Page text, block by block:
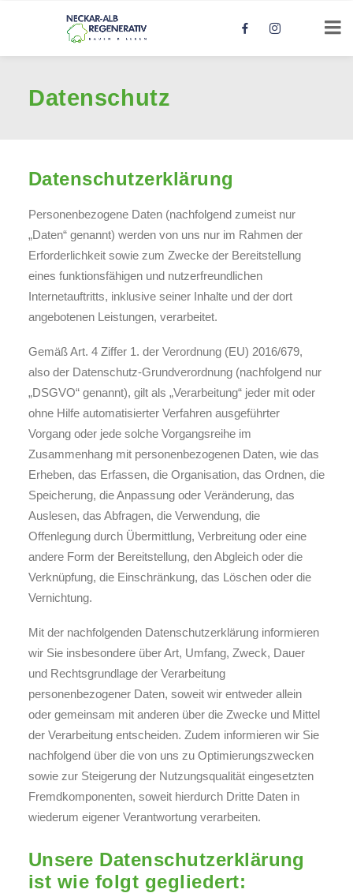
Datenschutz
Datenschutzerklärung
Personenbezogene Daten (nachfolgend zumeist nur
„Daten“ genannt) werden von uns nur im Rahmen der
Erforderlichkeit sowie zum Zwecke der Bereitstellung
eines funktionsfähigen und nutzerfreundlichen
Internetauftritts, inklusive seiner Inhalte und der dort
angebotenen Leistungen, verarbeitet.
Gemäß Art. 4 Ziffer 1. der Verordnung (EU) 2016/679,
also der Datenschutz-Grundverordnung (nachfolgend nur
„DSGVO“ genannt), gilt als „Verarbeitung“ jeder mit oder
ohne Hilfe automatisierter Verfahren ausgeführter
Vorgang oder jede solche Vorgangsreihe im
Zusammenhang mit personenbezogenen Daten, wie das
Erheben, das Erfassen, die Organisation, das Ordnen, die
Speicherung, die Anpassung oder Veränderung, das
Auslesen, das Abfragen, die Verwendung, die
Offenlegung durch Übermittlung, Verbreitung oder eine
andere Form der Bereitstellung, den Abgleich oder die
Verknüpfung, die Einschränkung, das Löschen oder die
Vernichtung.
Mit der nachfolgenden Datenschutzerklärung informieren
wir Sie insbesondere über Art, Umfang, Zweck, Dauer
und Rechtsgrundlage der Verarbeitung
personenbezogener Daten, soweit wir entweder allein
oder gemeinsam mit anderen über die Zwecke und Mittel
der Verarbeitung entscheiden. Zudem informieren wir Sie
nachfolgend über die von uns zu Optimierungszwecken
sowie zur Steigerung der Nutzungsqualität eingesetzten
Fremdkomponenten, soweit hierdurch Dritte Daten in
wiederum eigener Verantwortung verarbeiten.
Unsere Datenschutzerklärung
ist wie folgt gegliedert: